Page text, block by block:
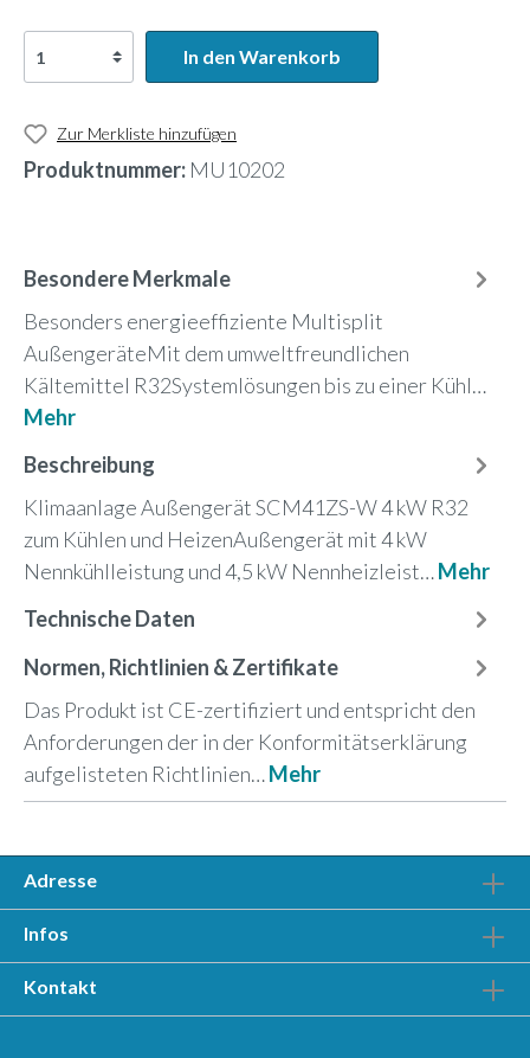
In den Warenkorb
Zur Merkliste hinzufügen
Produktnummer: MU10202
Besondere Merkmale
Besonders energieeffiziente Multisplit
AußengeräteMit dem umweltfreundlichen
Kältemittel R32Systemlösungen bis zu einer Kühl…
Mehr
Beschreibung
Klimaanlage Außengerät SCM41ZS-W 4 kW R32
zum Kühlen und HeizenAußengerät mit 4 kW
Nennkühlleistung und 4,5 kW Nennheizleist…Mehr
Technische Daten
Normen, Richtlinien & Zertifikate
Das Produkt ist CE-zertifiziert und entspricht den
Anforderungen der in der Konformitätserklärung
aufgelisteten Richtlinien…Mehr
Adresse
Infos
Kontakt